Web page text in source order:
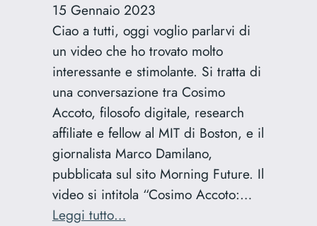
consapevole
e
serena
15 Gennaio 2023
Ciao a tutti, oggi voglio parlarvi di
un video che ho trovato molto
interessante e stimolante. Si tratta di
una conversazione tra Cosimo
Accoto, filosofo digitale, research
affiliate e fellow al MIT di Boston, e il
giornalista Marco Damilano,
pubblicata sul sito Morning Future. Il
video si intitola “Cosimo Accoto:…
Leggi tutto…: